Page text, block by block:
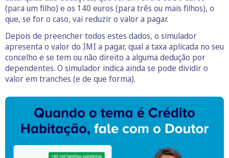
(para um filho) e os 140 euros (para três ou mais filhos), o
que, se for o caso, vai reduzir o valor a pagar.
Depois de preencher todos estes dados, o simulador
apresenta o valor do IMI a pagar, qual a taxa aplicada no seu
concelho e se tem ou não direito a alguma dedução por
dependentes. O simulador indica ainda se pode dividir o
valor em tranches (e de que forma).